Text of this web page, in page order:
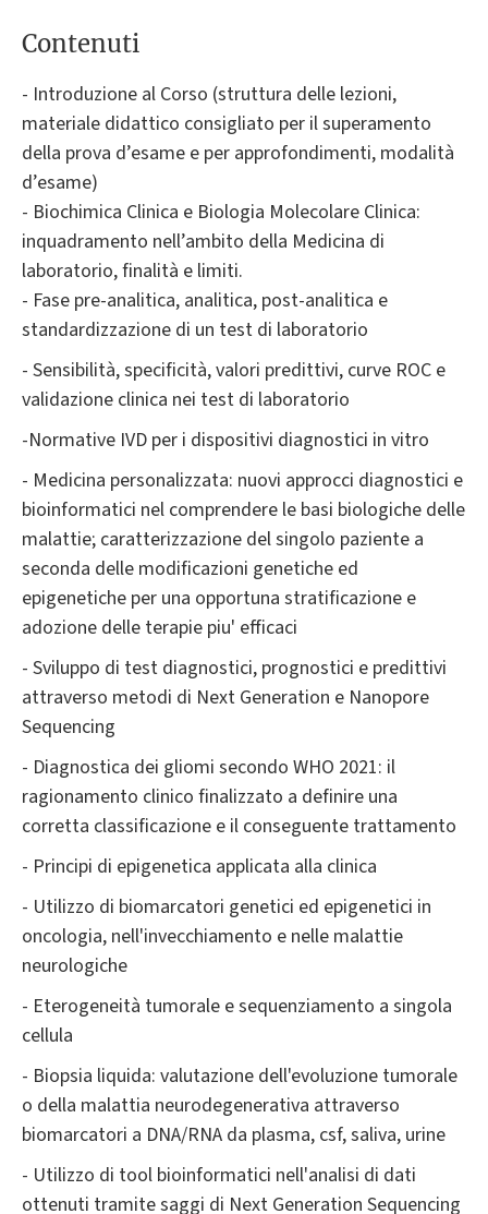
Contenuti
- Introduzione al Corso (struttura delle lezioni,
materiale didattico consigliato per il superamento
della prova d’esame e per approfondimenti, modalità
d’esame)
- Biochimica Clinica e Biologia Molecolare Clinica:
inquadramento nell’ambito della Medicina di
laboratorio, finalità e limiti.
- Fase pre-analitica, analitica, post-analitica e
standardizzazione di un test di laboratorio
- Sensibilità, specificità, valori predittivi, curve ROC e
validazione clinica nei test di laboratorio
-Normative IVD per i dispositivi diagnostici in vitro
- Medicina personalizzata: nuovi approcci diagnostici e
bioinformatici nel comprendere le basi biologiche delle
malattie; caratterizzazione del singolo paziente a
seconda delle modificazioni genetiche ed
epigenetiche per una opportuna stratificazione e
adozione delle terapie piu' efficaci
- Sviluppo di test diagnostici, prognostici e predittivi
attraverso metodi di Next Generation e Nanopore
Sequencing
- Diagnostica dei gliomi secondo WHO 2021: il
ragionamento clinico finalizzato a definire una
corretta classificazione e il conseguente trattamento
- Principi di epigenetica applicata alla clinica
- Utilizzo di biomarcatori genetici ed epigenetici in
oncologia, nell'invecchiamento e nelle malattie
neurologiche
- Eterogeneità tumorale e sequenziamento a singola
cellula
- Biopsia liquida: valutazione dell'evoluzione tumorale
o della malattia neurodegenerativa attraverso
biomarcatori a DNA/RNA da plasma, csf, saliva, urine
- Utilizzo di tool bioinformatici nell'analisi di dati
ottenuti tramite saggi di Next Generation Sequencing